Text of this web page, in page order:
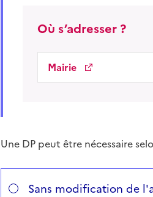
Où s’adresser ?
Mairie
Une DP peut être nécessaire
Répondez aux questions
Vous avez choisi
Sans modification de